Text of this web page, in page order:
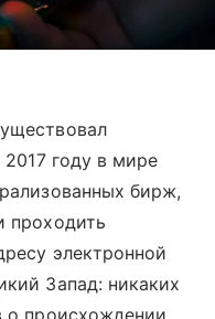
2017 году в мире
бирж,
проходить
электронной
Запад: никаких
о происхождении